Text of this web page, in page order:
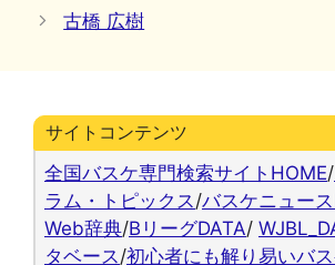
リ
古橋 広樹
サイトコンテンツ
全国バスケ専門検索サイトHOME/
ラム・トピックス /バスケニュー
Web辞典/BリーグDATA/
タベース /初心者にも解り易いバ